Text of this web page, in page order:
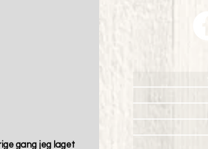
gang jeg laget